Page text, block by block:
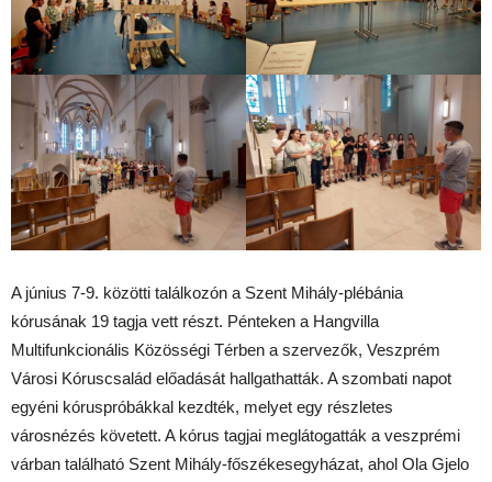
A június 7-9. közötti találkozón a Szent Mihály-plébánia
kórusának 19 tagja vett részt. Pénteken a Hangvilla
Multifunkcionális Közösségi Térben a szervezők, Veszprém
Városi Kóruscsalád előadását hallgathatták. A szombati napot
egyéni kóruspróbákkal kezdték, melyet egy részletes
városnézés követett. A kórus tagjai meglátogatták a veszprémi
várban található Szent Mihály-főszékesegyházat, ahol Ola Gjelo